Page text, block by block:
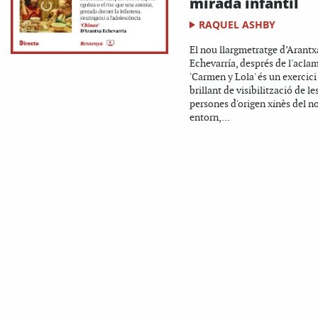
RAQUEL ASHBY
El nou llargmetratge
Echevarría, després de
'Carmen y Lola' és un exercici
brillant de visibilització de
persones d'origen xinès del
entorn,...